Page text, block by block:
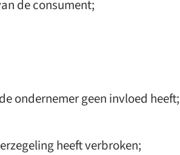
de consument;
ondernemer geen invloed heeft;
heeft verbroken;